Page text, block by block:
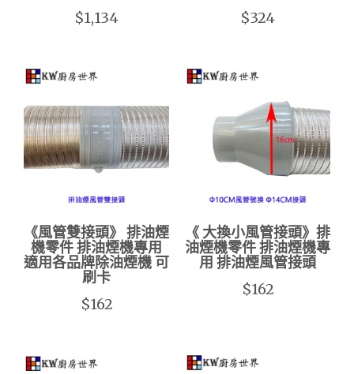
$1,134 $324
《風管雙接頭》 排油煙
機零件 排油煙機專用
適用各品牌除油煙機 可
刷卡
$162
《 大換小風管接頭》排
油煙機零件 排油煙機專
用 排油煙風管接頭
$162